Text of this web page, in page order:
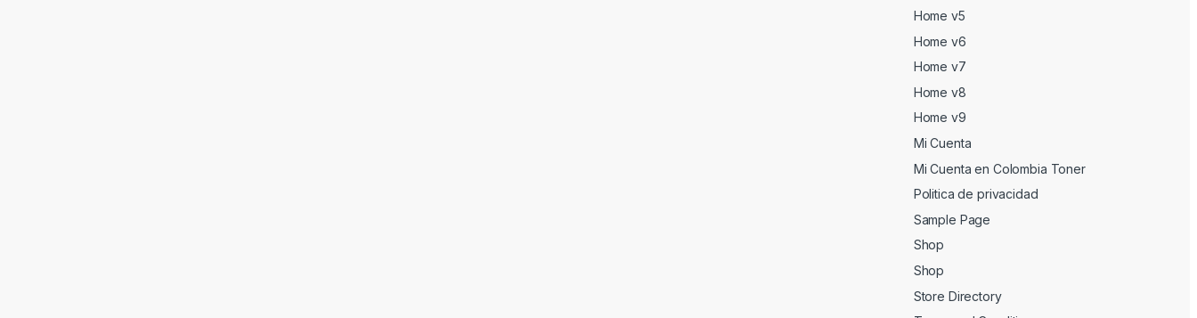
Home v5
Home v6
Home v7
Home v8
Home v9
Mi Cuenta
Mi Cuenta en Colombia Toner
Politica de privacidad
Sample Page
Shop
Shop
Store Directory